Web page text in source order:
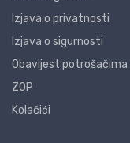
Izjava o privatnosti
Izjava o sigurnosti
Obavijest potrošačima
ZOP
Kolačići